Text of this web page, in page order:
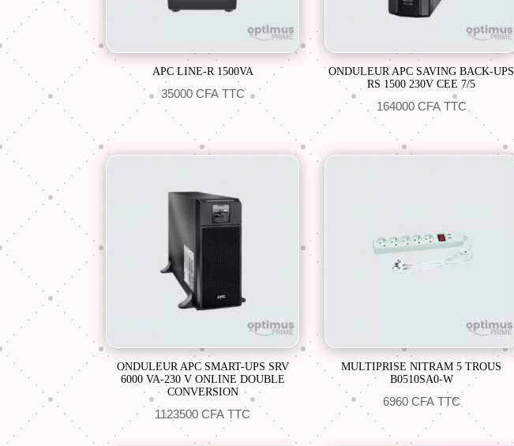
APC LINE-R 1500VA
35000 CFA TTC
ONDULEUR APC SAVING BACK-UPS
RS 1500 230V CEE 7/5
164000 CFA TTC
ONDULEUR APC SMART-UPS SRV
6000 VA-230 V ONLINE DOUBLE
CONVERSION
1123500CFA TTC
MULTIPRISE NITRAM 5 TROUS
B0510SA0-W
6960 CFA TTC